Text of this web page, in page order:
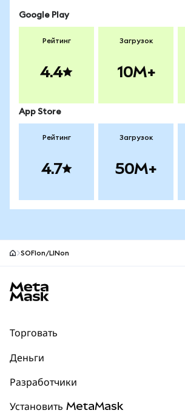
Google Play
Рейтинг
4.4
Загрузок
10M+
App Store
Рейтинг
4.7
Загрузок
50M+
SOFIon/LINon
Торговать
Прогнозы
НОВИНКА
Деньги
Разработчики
Установить MetaMask